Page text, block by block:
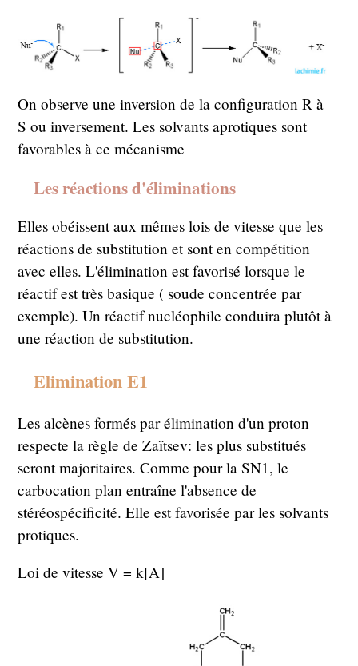
On observe une inversion de la configuration R à
S ou inversement. Les solvants aprotiques sont
favorables à ce mécanisme
Les réactions d'éliminations
Elles obéissent aux mêmes lois de vitesse que les
réactions de substitution et sont en compétition
avec elles. L'élimination est favorisé lorsque le
réactif est très basique ( soude concentrée par
exemple). Un réactif nucléophile conduira plutôt à
une réaction de substitution.
Elimination E1
Les alcènes formés par élimination d'un proton
respecte la règle de Zaïtsev: les plus substitués
seront majoritaires. Comme pour la SN1, le
carbocation plan entraîne l'absence de
stéréospécificité. Elle est favorisée par les solvants
protiques.
Loi de vitesse V = k[A]